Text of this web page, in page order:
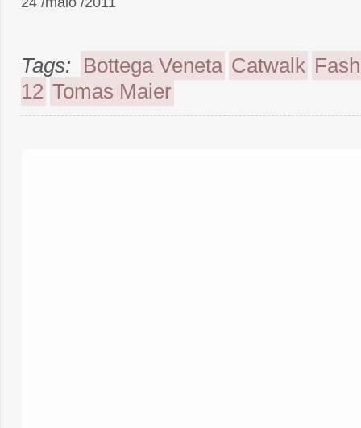
Tags: Bottega Veneta Catwalk
12 Tomas Maier